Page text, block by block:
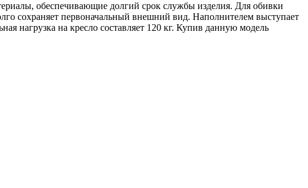
обеспечивающие долгий срок службы изделия. Для обивки
сохраняет первоначальный внешний вид. Наполнителем выступает
нагрузка на кресло составляет 120 кг. Купив данную модель